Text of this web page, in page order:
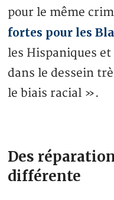
pour le même
fortes pour les
les Hispaniques
dans le dessein
le biais racial ».
Des
différente